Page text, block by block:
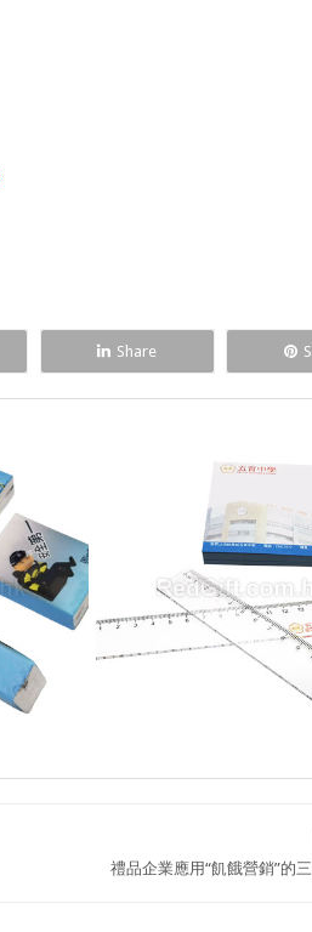
Share
禮品企業應用“飢餓營銷”的